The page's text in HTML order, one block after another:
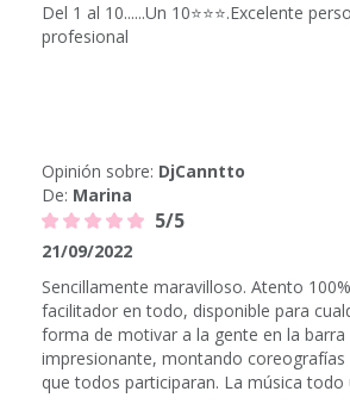
Del 1 al 10......Un 10⭐⭐⭐.Excelente
profesional
Opinión sobre: DjCanntto
De: Marina
5/5
21/09/2022
Sencillamente maravilloso. Atento
facilitador en todo, disponible para
forma de motivar a la gente en la barra
impresionante, montando coreografías
que todos participaran. La música todo